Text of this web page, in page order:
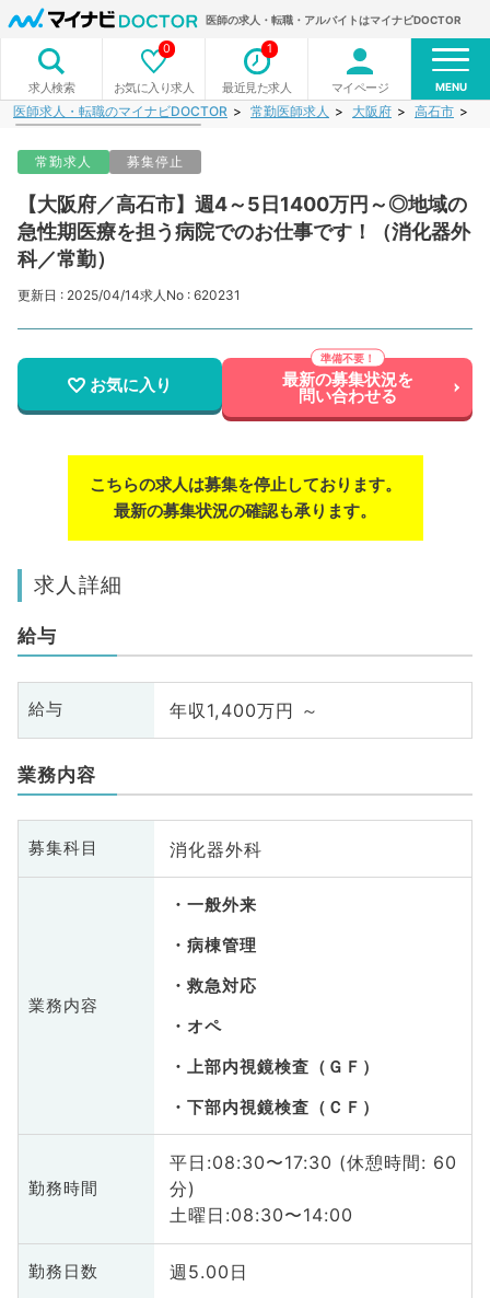
医師の求人・転職・アルバイトはマイナビDOCTOR
求人検索 お気に入り求人
0
最近見た求人
1
マイページ MENU
医師求人・転職のマイナビDOCTOR 常勤医師求人 大阪府 高石市
常勤求人 募集停止
【大阪府／高石市】週4～5日1400万円～◎地域の
急性期医療を担う病院でのお仕事です！（消化器外
科／常勤）
更新日 : 2025/04/14求人No : 620231
お気に入り 最新の募集状況を
問い合わせる
こちらの求人は募集を停止しております。
最新の募集状況の確認も承ります。
求人詳細
給与
給与 年収1,400万円 ～
業務内容
募集科目 消化器外科
業務内容
一般外来
病棟管理
救急対応
オペ
上部内視鏡検査（ＧＦ）
下部内視鏡検査（ＣＦ）
勤務時間
平日:08:30〜17:30 (休憩時間: 60
分)
土曜日:08:30〜14:00
勤務日数 週5.00日